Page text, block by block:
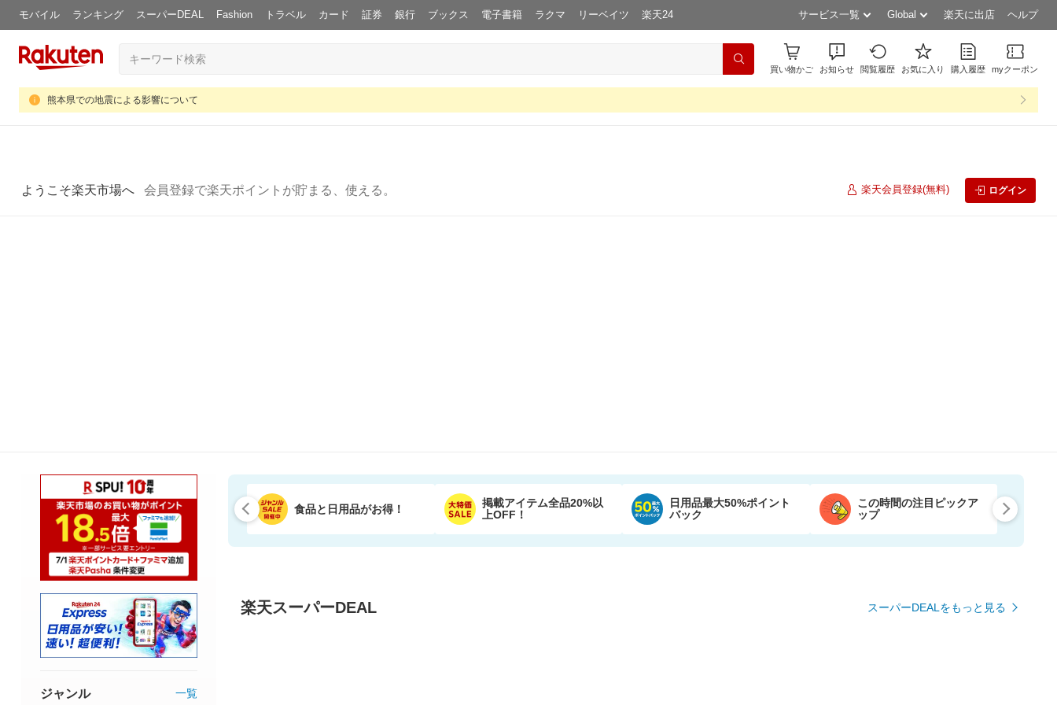
モバイル ランキング スーパーDEAL Fashion トラベル カード 証券 銀行 ブックス 電子書籍 ラクマ リーベイツ 楽天24 サービス一覧 Global 楽天に出店 ヘルプ
買い物かご お知らせ 閲覧履歴 お気に入り 購入履歴 myクーポン
熊本県での地震による影響について
ようこそ楽天市場へ 会員登録で楽天ポイントが貯まる、使える。 楽天会員登録(無料) ログイン
食品と日用品がお得！
掲載アイテム全品20%以
上OFF！
日用品最大50%ポイント
バック
この時間の注目ピックア
ップ
楽天スーパーDEAL スーパーDEALをもっと見る
ジャンル 一覧